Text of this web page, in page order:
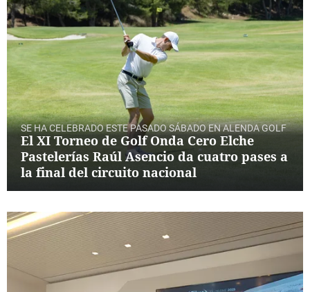
SE HA CELEBRADO ESTE PASADO SÁBADO EN ALENDA GOLF
El XI Torneo de Golf Onda Cero Elche
Pastelerías Raúl Asencio da cuatro pases a
la final del circuito nacional